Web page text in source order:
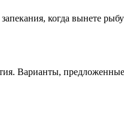
когда вынете
Варианты,